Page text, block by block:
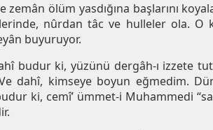
zemân ölüm yasdığına başlarını
nûrdan tâc ve hulleler ola. O
buyuruyor.
budur ki, yüzünü dergâh-ı izzete
dahî, kimseye boyun eğmedim.
ki, cemî’ ümmet-i Muhammedi